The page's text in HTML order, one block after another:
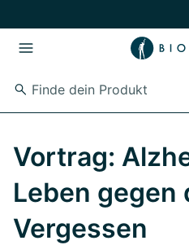
Vortrag:
Leben gegen
Vergessen